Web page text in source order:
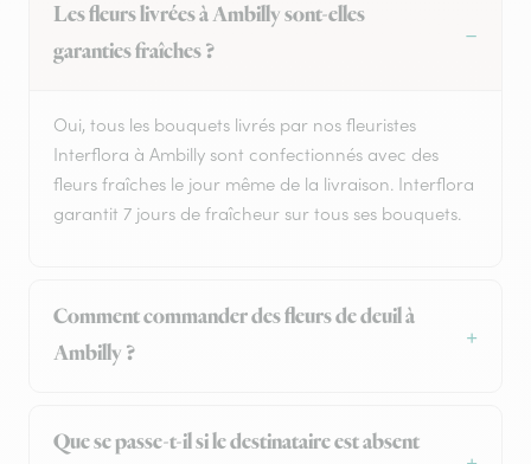
Les fleurs livrées à Ambilly sont-elles
garanties fraîches ?
Oui, tous les bouquets livrés par nos fleuristes
Interflora à Ambilly sont confectionnés avec des
fleurs fraîches le jour même de la livraison. Interflora
garantit 7 jours de fraîcheur sur tous ses bouquets.
Comment commander des fleurs de deuil à
Ambilly ?
Que se passe-t-il si le destinataire est absent